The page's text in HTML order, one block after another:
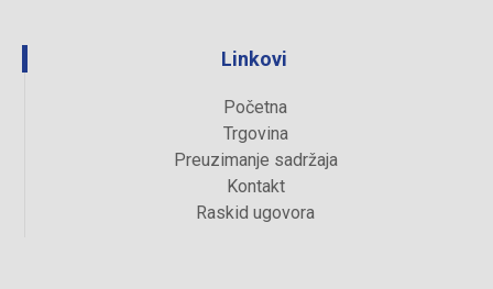
Linkovi
Početna
Trgovina
Preuzimanje sadržaja
Kontakt
Raskid ugovora